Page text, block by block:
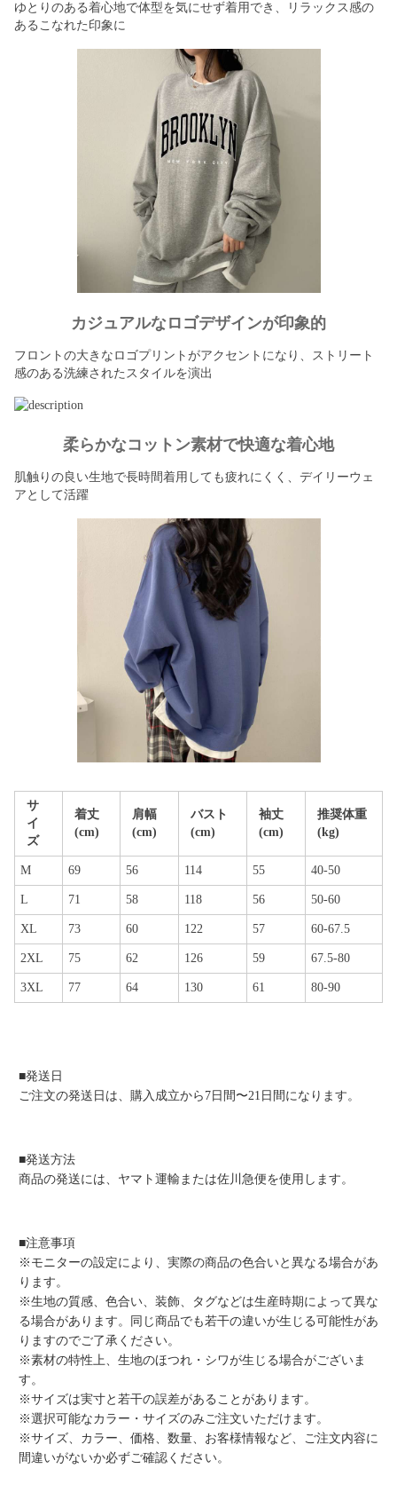
ゆとりのある着心地で体型を気にせず着用でき、リラックス感の
あるこなれた印象に
カジュアルなロゴデザインが印象的
フロントの大きなロゴプリントがアクセントになり、ストリート
感のある洗練されたスタイルを演出
アとして活躍
サ
イ
ズ
(cm)
(cm)
(cm)
(cm)
(kg)
M 69 56 114 55 40-50
L 71 58 118 56 50-60
XL 73 60 122 57 60-67.5
2XL 75 62 126 59 67.5-80
3XL 77 64 130 61 80-90
ご注文の発送日は、購入成立から7日間〜21日間になります。
商品の発送には、ヤマト運輸または佐川急便を使用します。
※モニターの設定により、実際の商品の色合いと異なる場合があ
ります。
※生地の質感、色合い、装飾、タグなどは生産時期によって異な
る場合があります。同じ商品でも若干の違いが生じる可能性があ
りますのでご了承ください。
※素材の特性上、生地のほつれ・シワが生じる場合がございま
す。
※サイズは実寸と若干の誤差があることがあります。
※選択可能なカラー・サイズのみご注文いただけます。
※サイズ、カラー、価格、数量、お客様情報など、ご注文内容に
間違いがないか必ずご確認ください。